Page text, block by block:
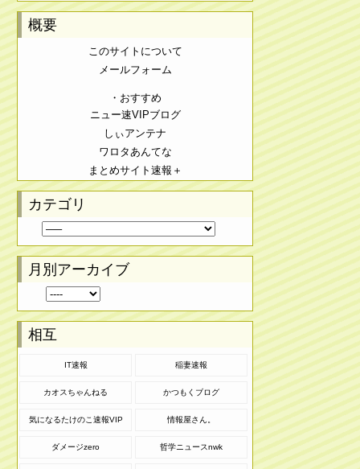
概要
このサイトについて
メールフォーム
・おすすめ
ニュー速VIPブログ
しぃアンテナ
ワロタあんてな
まとめサイト速報＋
カテゴリ
月別アーカイブ
相互
IT速報 稲妻速報
カオスちゃんねる かつもくブログ
気になるたけのこ速報VIP 情報屋さん。
ダメージzero 哲学ニュースnwk